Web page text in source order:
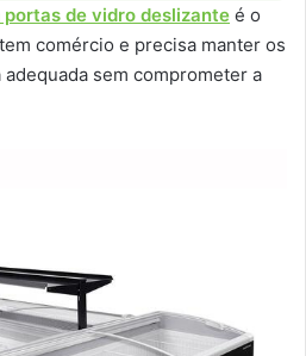
de vidro deslizante é o
comércio e precisa manter os
sem comprometer a